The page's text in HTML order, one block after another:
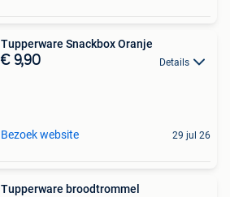
Tupperware Snackbox Oranje
€ 9,90 Details
Bezoek website 29 jul 26
Tupperware broodtrommel